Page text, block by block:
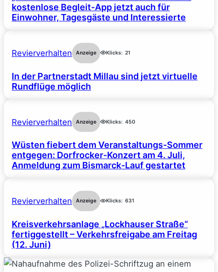
kostenlose Begleit-App jetzt auch für
Einwohner, Tagesgäste und Interessierte
Revierverhalten Anzeige Klicks: 21
In der Partnerstadt Millau sind jetzt virtuelle
Rundflüge möglich
Revierverhalten Anzeige Klicks: 450
Wüsten fiebert dem Veranstaltungs-Sommer
entgegen: Dorfrocker-Konzert am 4. Juli,
Anmeldung zum Bismarck-Lauf gestartet
Revierverhalten Anzeige Klicks: 631
Kreisverkehrsanlage „Lockhauser Straße“
fertiggestellt – Verkehrsfreigabe am Freitag
(12. Juni)